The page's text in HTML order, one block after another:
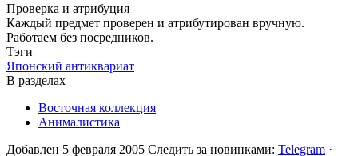
Проверка и атрибуция
Каждый предмет проверен и атрибутирован вручную.
Работаем без посредников.
Тэги
Японский антиквариат
В разделах
Восточная коллекция
Анималистика
Добавлен 5 февраля 2005 Следить за новинками: Telegram ·